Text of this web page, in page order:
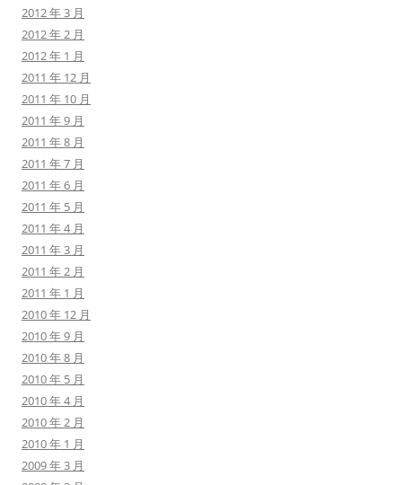
2012 年 3 月
2012 年 2 月
2012 年 1 月
2011 年 12 月
2011 年 10 月
2011 年 9 月
2011 年 8 月
2011 年 7 月
2011 年 6 月
2011 年 5 月
2011 年 4 月
2011 年 3 月
2011 年 2 月
2011 年 1 月
2010 年 12 月
2010 年 9 月
2010 年 8 月
2010 年 5 月
2010 年 4 月
2010 年 2 月
2010 年 1 月
2009 年 3 月